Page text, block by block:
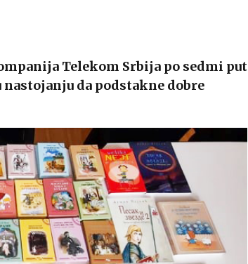
Telekom Srbija po sedmi put
da podstakne dobre